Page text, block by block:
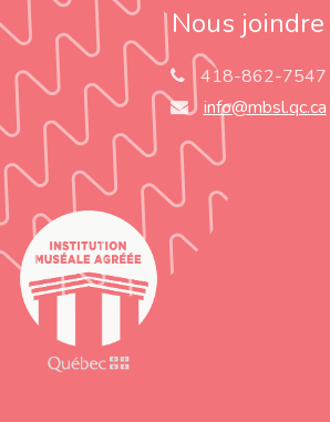
Nous joindre
418-862-7547
info@mbsl.qc.ca